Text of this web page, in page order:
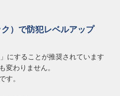
）で防犯レベルアップ
にすることが推奨されています
変わりません。
す。